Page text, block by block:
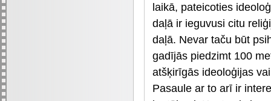
laikā, pateicoties
daļā ir ieguvusi citu
daļā. Nevar taču būt
gadījās piedzimt 100
atšķirīgās ideoloģijas
Pasaule ar to arī ir